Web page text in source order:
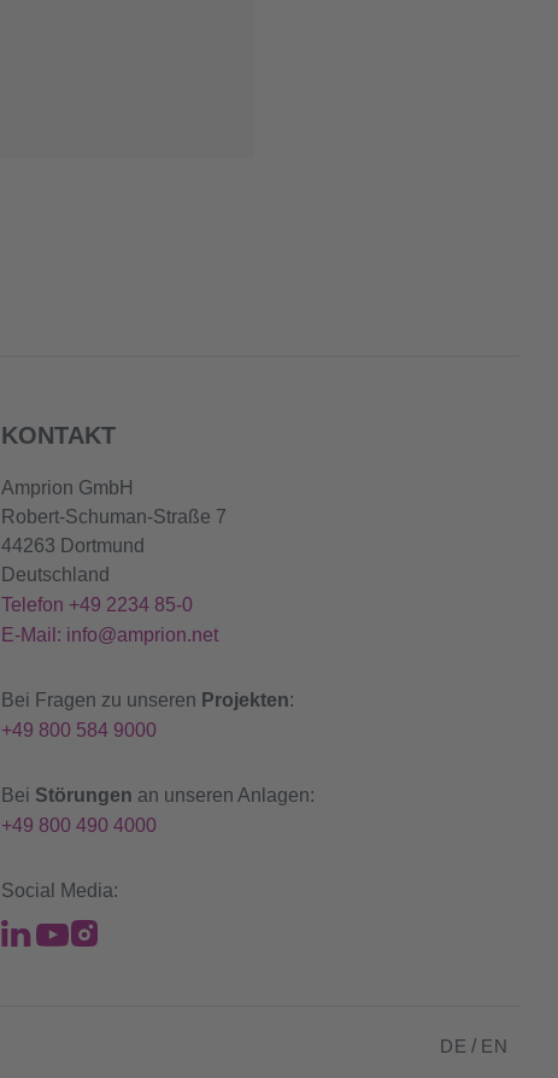
KONTAKT
Amprion GmbH
Robert-Schuman-Straße 7
44263 Dortmund
Deutschland
Telefon +49 2234 85-0
E-Mail: info@amprion.net
Bei Fragen zu unseren Projekten:
+49 800 584 9000
Bei Störungen an unseren Anlagen:
+49 800 490 4000
Social Media:
DE / EN